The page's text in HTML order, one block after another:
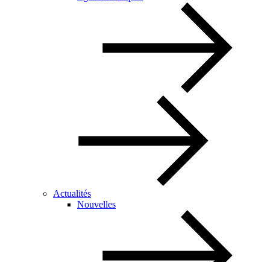
Actualités
Nouvelles